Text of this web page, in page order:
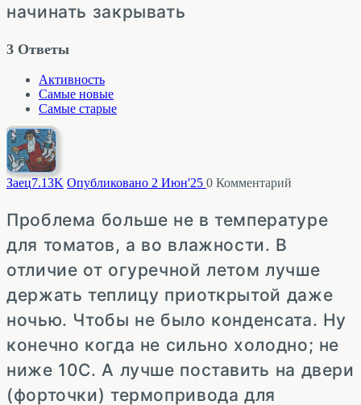
начинать закрывать
3 Ответы
Активность
Самые новые
Самые старые
Заец7.13K Опубликовано 2 Июн'25 0 Комментарий
Проблема больше не в температуре
для томатов, а во влажности. В
отличие от огуречной летом лучше
держать теплицу приоткрытой даже
ночью. Чтобы не было конденсата. Ну
конечно когда не сильно холодно; не
ниже 10С. А лучше поставить на двери
(форточки) термопривода для